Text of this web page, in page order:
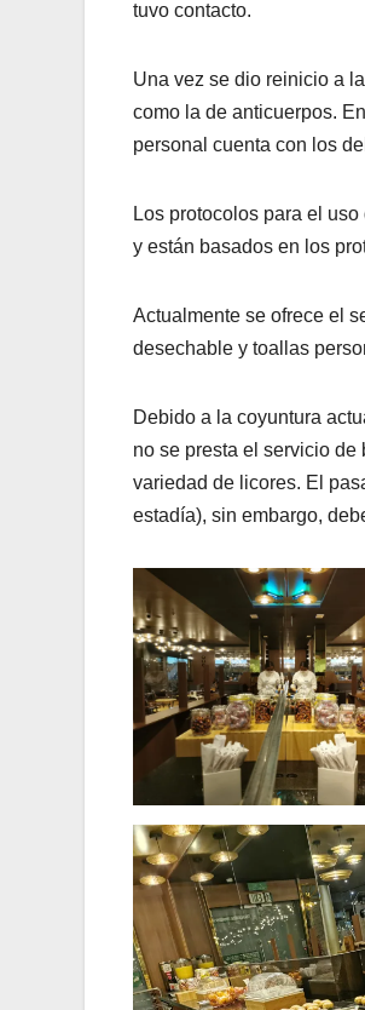
tuvo contacto.
Una vez se dio reinicio a
como la de anticuerpos.
personal cuenta con los
Los protocolos para el
y están basados en los
Actualmente se ofrece el
desechable y toallas
Debido a la coyuntura
no se presta el servicio
variedad de licores. El
estadía), sin embargo,